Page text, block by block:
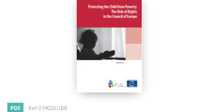
PDF Ref 019020GBR